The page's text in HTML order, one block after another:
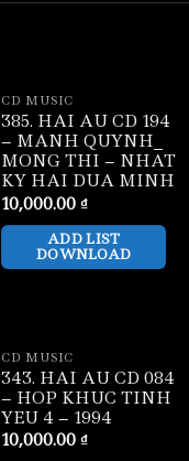
CD MUSIC
385. HAI AU CD 194
– MANH QUYNH_
MONG THI – NHAT
KY HAI DUA MINH
10,000.00₫
ADD LIST
DOWNLOAD
CD MUSIC
343. HAI AU CD 084
– HOP KHUC TINH
YEU 4 – 1994
10,000.00₫